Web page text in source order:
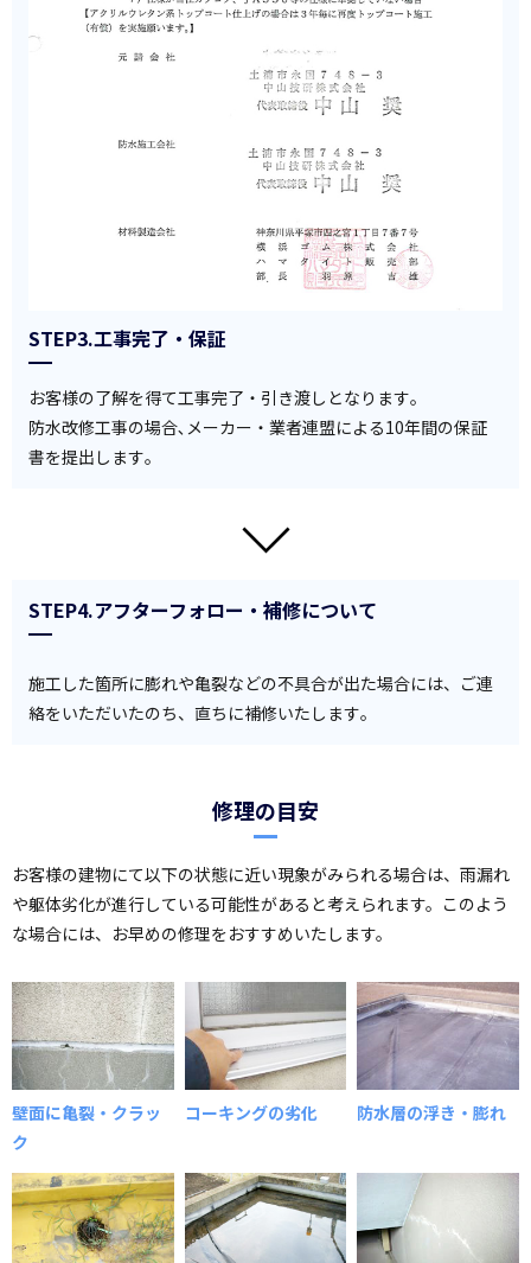
STEP3.工事完了・保証
お客様の了解を得て工事完了・引き渡しとなります｡
防水改修工事の場合､メーカー・業者連盟による10年間の保証
書を提出します｡
STEP4.アフターフォロー・補修について
施工した箇所に膨れや亀裂などの不具合が出た場合には、ご連
絡をいただいたのち、直ちに補修いたします｡
修理の目安
お客様の建物にて以下の状態に近い現象がみられる場合は、雨漏れ
や躯体劣化が進行している可能性があると考えられます。このよう
な場合には、お早めの修理をおすすめいたします。
壁面に亀裂・クラッ
ク
コーキングの劣化 防水層の浮き・膨れ